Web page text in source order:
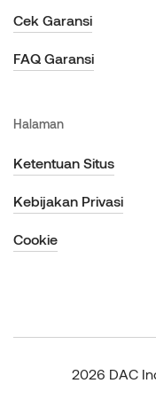
Cek Garansi
FAQ Garansi
Halaman
Ketentuan Situs
Kebijakan Privasi
Cookie
2026 DAC